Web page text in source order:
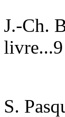
J.-Ch.
S.